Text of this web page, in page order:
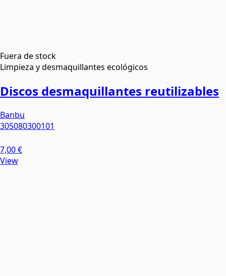
Fuera de stock
Limpieza y desmaquillantes ecológicos
Discos desmaquillantes reutilizables
Banbu
305080300101
7,00 €
View